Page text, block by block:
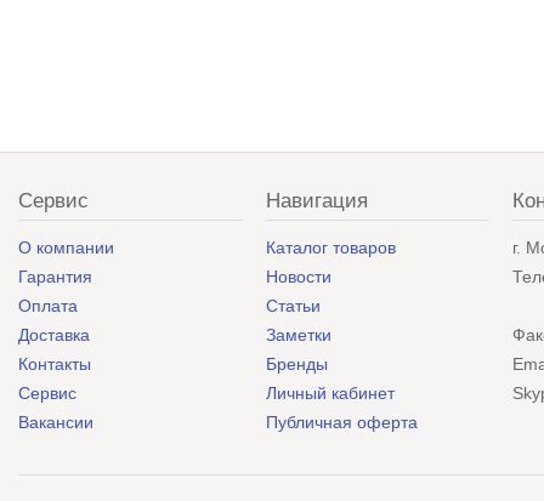
Сервис
О компании
Гарантия
Оплата
Доставка
Контакты
Сервис
Вакансии
Навигация
Каталог товаров
Новости
Статьи
Заметки
Бренды
Личный кабинет
Публичная оферта
г.